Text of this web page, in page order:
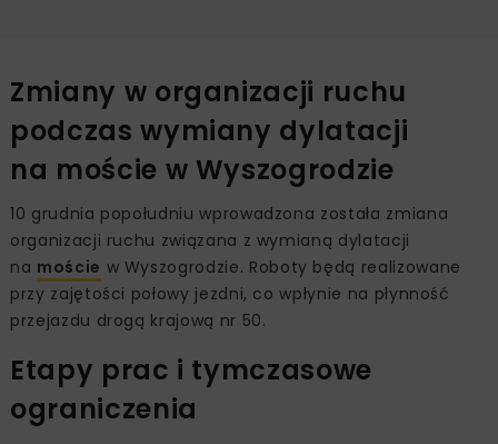
Zmiany w organizacji ruchu
podczas wymiany dylatacji
na moście w Wyszogrodzie
10 grudnia popołudniu wprowadzona została zmiana
organizacji ruchu związana z wymianą dylatacji
na moście w Wyszogrodzie. Roboty będą realizowane
przy zajętości połowy jezdni, co wpłynie na płynność
przejazdu drogą krajową nr 50.
Etapy prac i tymczasowe
ograniczenia